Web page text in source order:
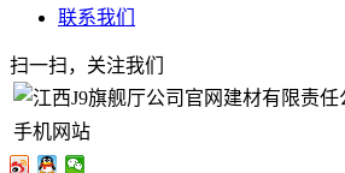
联系我们
扫一扫，关注我们
手机网站